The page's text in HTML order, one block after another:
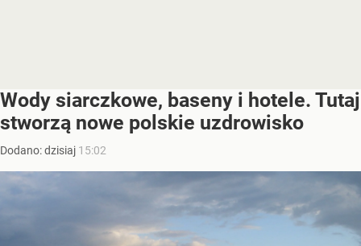
Wody siarczkowe, baseny i hotele. Tutaj
stworzą nowe polskie uzdrowisko
Dodano:dzisiaj 15:02